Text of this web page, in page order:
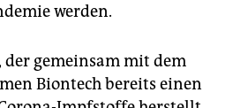
werden.
der gemeinsam mit dem
Biontech bereits einen